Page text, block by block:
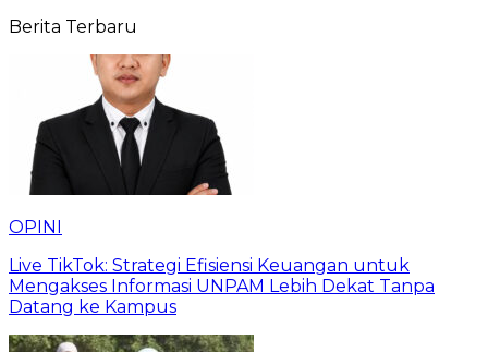
Berita Terbaru
OPINI
Live TikTok: Strategi Efisiensi Keuangan untuk
Mengakses Informasi UNPAM Lebih Dekat Tanpa
Datang ke Kampus